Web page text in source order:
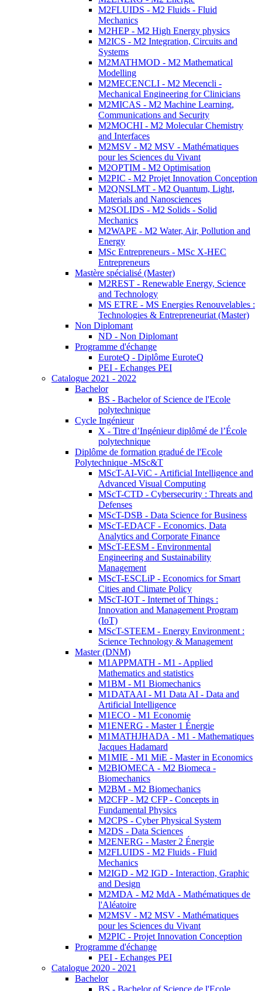
M2FLUIDS - M2 Fluids - Fluid
Mechanics
M2HEP - M2 High Energy physics
M2ICS - M2 Integration, Circuits and
Systems
M2MATHMOD - M2 Mathematical
Modelling
M2MECENCLI - M2 Mecencli -
Mechanical Engineering for Clinicians
M2MICAS - M2 Machine Learning,
Communications and Security
M2MOCHI - M2 Molecular Chemistry
and Interfaces
M2MSV - M2 MSV - Mathématiques
pour les Sciences du Vivant
M2OPTIM - M2 Optimisation
M2PIC - M2 Projet Innovation Conception
M2QNSLMT - M2 Quantum, Light,
Materials and Nanosciences
M2SOLIDS - M2 Solids - Solid
Mechanics
M2WAPE - M2 Water, Air, Pollution and
Energy
MSc Entrepreneurs - MSc X-HEC
Entrepreneurs
Mastère spécialisé (Master)
M2REST - Renewable Energy, Science
and Technology
MS ETRE - MS Energies Renouvelables :
Technologies & Entrepreneuriat (Master)
Non Diplomant
ND - Non Diplomant
Programme d'échange
EuroteQ - Diplôme EuroteQ
PEI - Echanges PEI
Catalogue 2021 - 2022
Bachelor
BS - Bachelor of Science de l'Ecole
polytechnique
Cycle Ingénieur
X - Titre d’Ingénieur diplômé de l’École
polytechnique
Diplôme de formation gradué de l'Ecole
Polytechnique -MSc&T
MScT-AI-ViC - Artificial Intelligence and
Advanced Visual Computing
MScT-CTD - Cybersecurity : Threats and
Defenses
MScT-DSB - Data Science for Business
MScT-EDACF - Economics, Data
Analytics and Corporate Finance
MScT-EESM - Environmental
Engineering and Sustainability
Management
MScT-ESCLiP - Economics for Smart
Cities and Climate Policy
MScT-IOT - Internet of Things :
Innovation and Management Program
(IoT)
MScT-STEEM - Energy Environment :
Science Technology & Management
Master (DNM)
M1APPMATH - M1 - Applied
Mathematics and statistics
M1BM - M1 Biomechanics
M1DATAAI - M1 Data AI - Data and
Artificial Intelligence
M1ECO - M1 Economie
M1ENERG - Master 1 Énergie
M1MATHJHADA - M1 - Mathematiques
Jacques Hadamard
M1MIE - M1 MiE - Master in Economics
M2BIOMECA - M2 Biomeca -
Biomechanics
M2BM - M2 Biomechanics
M2CFP - M2 CFP - Concepts in
Fundamental Physics
M2CPS - Cyber Physical System
M2DS - Data Sciences
M2ENERG - Master 2 Énergie
M2FLUIDS - M2 Fluids - Fluid
Mechanics
M2IGD - M2 IGD - Interaction, Graphic
and Design
M2MDA - M2 MdA - Mathématiques de
l'Aléatoire
M2MSV - M2 MSV - Mathématiques
pour les Sciences du Vivant
M2PIC - Projet Innovation Conception
Programme d'échange
PEI - Echanges PEI
Catalogue 2020 - 2021
Bachelor
BS - Bachelor of Science de l'Ecole